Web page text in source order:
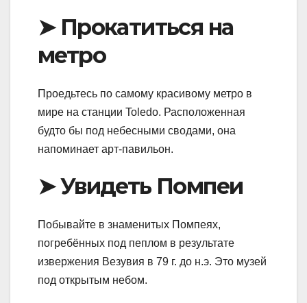
➤ Прокатиться на
метро
Проедьтесь по самому красивому метро в
мире на станции Toledo. Расположенная
будто бы под небесными сводами, она
напоминает арт-павильон.
➤ Увидеть Помпеи
Побывайте в знаменитых Помпеях,
погребённых под пеплом в результате
извержения Везувия в 79 г. до н.э. Это музей
под открытым небом.